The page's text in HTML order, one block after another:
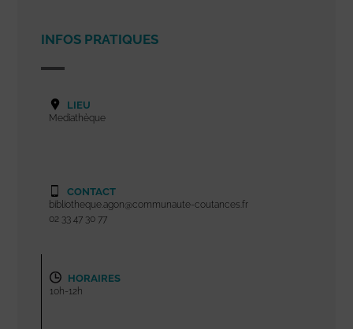
INFOS PRATIQUES
LIEU
Mediathèque
CONTACT
bibliotheque.agon@communaute-coutances.fr
02 33 47 30 77
HORAIRES
10h-12h